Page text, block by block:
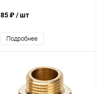
85 ₽/ шт
Подробнее